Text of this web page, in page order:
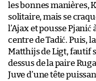
les bonnes manières,
solitaire, mais se
l’Ajax et pousse
centre de Tadić. Puis,
Matthijs de Ligt, fautif
dessus de la paire
Juve d’une tête